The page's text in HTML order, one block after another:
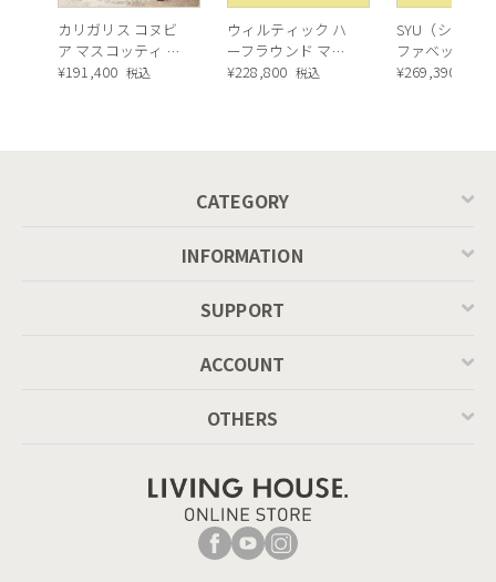
カリガリス コヌビ
ア マスコッティ 伸
長・昇降式テーブ
¥191,400 税込
ウィルティック ハ
ーフラウンド マテ
ィエラ塗装 ダイニ
¥228,800 税込
SYU（シュウ
ファベッド（
ュラル）
¥269,390
CATEGORY
INFORMATION
SUPPORT
ACCOUNT
OTHERS